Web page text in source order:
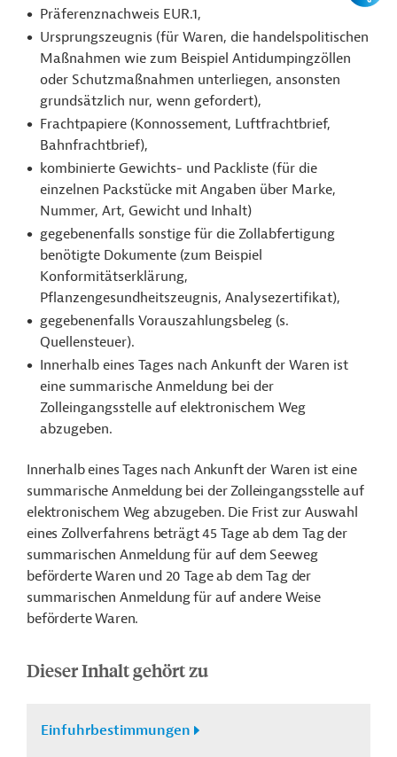
Präferenznachweis EUR.1,
Ursprungszeugnis (für Waren, die handelspolitischen
Maßnahmen wie zum Beispiel Antidumpingzöllen
oder Schutzmaßnahmen unterliegen, ansonsten
grundsätzlich nur, wenn gefordert),
Frachtpapiere (Konnossement, Luftfrachtbrief,
Bahnfrachtbrief),
kombinierte Gewichts- und Packliste (für die
einzelnen Packstücke mit Angaben über Marke,
Nummer, Art, Gewicht und Inhalt)
gegebenenfalls sonstige für die Zollabfertigung
benötigte Dokumente (zum Beispiel
Konformitätserklärung,
Pflanzengesundheitszeugnis, Analysezertifikat),
gegebenenfalls Vorauszahlungsbeleg (s.
Quellensteuer).
Innerhalb eines Tages nach Ankunft der Waren ist
eine summarische Anmeldung bei der
Zolleingangsstelle auf elektronischem Weg
abzugeben.
Innerhalb eines Tages nach Ankunft der Waren ist eine
summarische Anmeldung bei der Zolleingangsstelle auf
elektronischem Weg abzugeben. Die Frist zur Auswahl
eines Zollverfahrens beträgt 45 Tage ab dem Tag der
summarischen Anmeldung für auf dem Seeweg
beförderte Waren und 20 Tage ab dem Tag der
summarischen Anmeldung für auf andere Weise
beförderte Waren.
Dieser Inhalt gehört zu
Einfuhrbestimmungen